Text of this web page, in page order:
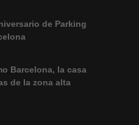
de Parking
Barcelona, la casa
de la zona alta